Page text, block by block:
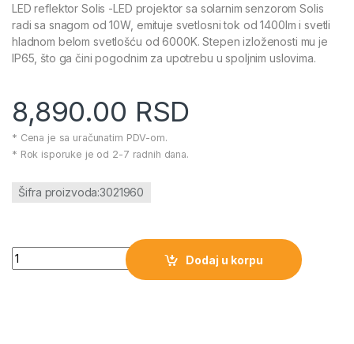
LED reflektor Solis -LED projektor sa solarnim senzorom Solis
radi sa snagom od 10W, emituje svetlosni tok od 1400lm i svetli
hladnom belom svetlošću od 6000K. Stepen izloženosti mu je
IP65, što ga čini pogodnim za upotrebu u spoljnim uslovima.
8,890.00 RSD
* Cena je sa uračunatim PDV-om.
* Rok isporuke je od 2-7 radnih dana.
Šifra proizvoda:3021960
LED reflektor Solis količina
Dodaj u korpu